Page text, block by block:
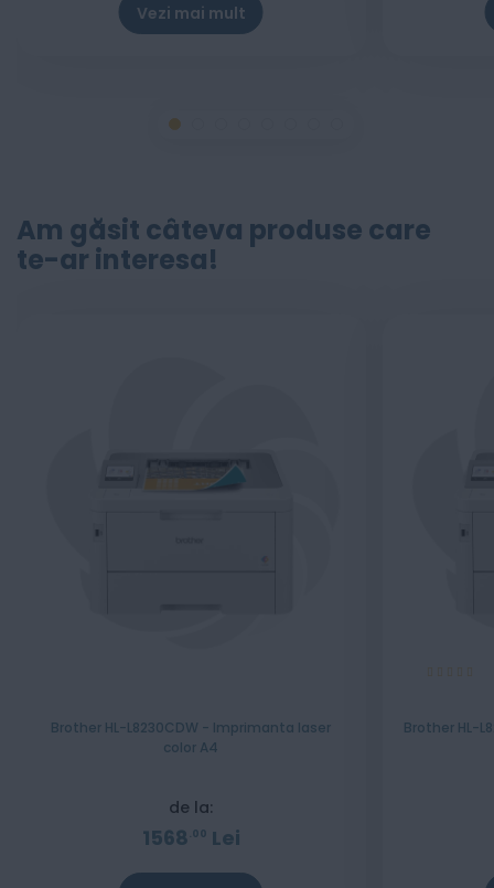
Vezi mai mult
Stoc epuizat
Am găsit câteva produse care
te-ar interesa!
Brother HL-L8230CDW - Imprimanta laser
color A4
de la:
1568 00 Lei
Brother HL-